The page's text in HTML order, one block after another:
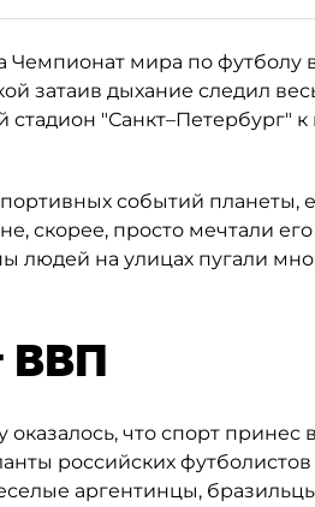
Чемпионат мира по футболу
затаив дыхание следил
стадион
событий планеты,
скорее, просто мечтали
людей на улицах пугали
ВВП
оказалось, что спорт
российских
аргентинцы,